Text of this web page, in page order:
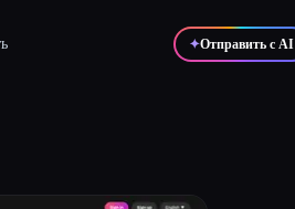
✦Отправить с AI